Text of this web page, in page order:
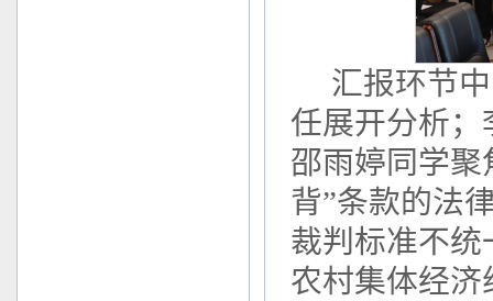
汇报环节
任展开分析；
邵雨婷同学聚
背”条款的法
裁判标准不
农村集体经